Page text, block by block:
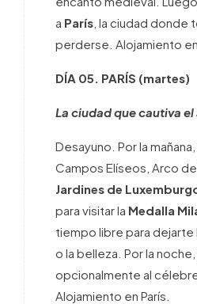
a París , la ciudad donde
perderse. Alojamiento en
DÍA 05. PARÍS (martes)
La ciudad que cautiva el
Desayuno. Por la
Campos Elíseos, Arco
Jardines de
para visitar la Medalla
tiempo libre para dejarte
o la belleza. Por la
opcionalmente al
Alojamiento en París.